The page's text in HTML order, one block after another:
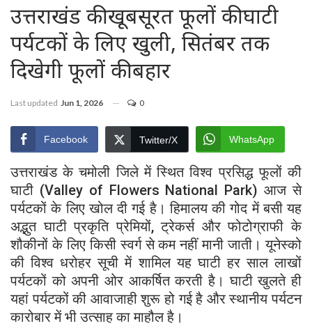
उत्तराखंड की खूबसूरत फूलों की घाटी
पर्यटकों के लिए खुली, सितंबर तक
दिखेगी फूलों की बहार
Last updated Jun 1, 2026 0
Facebook Twitter/X WhatsApp
उत्तराखंड के चमोली जिले में स्थित विश्व प्रसिद्ध फूलों की
घाटी (Valley of Flowers National Park) आज से
पर्यटकों के लिए खोल दी गई है। हिमालय की गोद में बसी यह
अद्भुत घाटी प्रकृति प्रेमियों, ट्रेकर्स और फोटोग्राफी के
शौकीनों के लिए किसी स्वर्ग से कम नहीं मानी जाती। यूनेस्को
की विश्व धरोहर सूची में शामिल यह घाटी हर साल लाखों
पर्यटकों को अपनी ओर आकर्षित करती है। घाटी खुलते ही
यहां पर्यटकों की आवाजाही शुरू हो गई है और स्थानीय पर्यटन
कारोबार में भी उत्साह का माहौल है।